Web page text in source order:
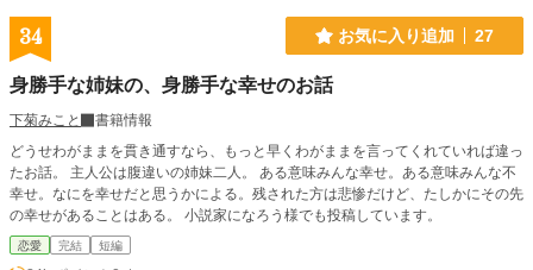
34 お気に入り追加 27
身勝手な姉妹の、身勝手な幸せのお話
下菊みこと
書籍情報
どうせわがままを貫き通すなら、もっと早くわがままを言ってくれていれば違っ
たお話。 主人公は腹違いの姉妹二人。 ある意味みんな幸せ。ある意味みんな不
幸せ。なにを幸せだと思うかによる。残された方は悲惨だけど、たしかにその先
の幸せがあることはある。 小説家になろう様でも投稿しています。
恋愛 完結 短編